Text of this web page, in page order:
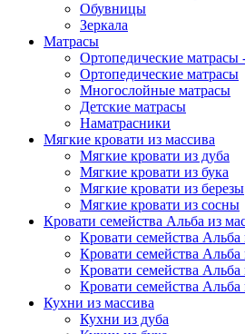
Обувницы
Зеркала
Матрасы
Ортопедические
Ортопедические матрасы
Многослойные матрасы
Детские матрасы
Наматрасники
Мягкие кровати из массива
Мягкие кровати из дуба
Мягкие кровати из бука
Мягкие кровати из березы
Мягкие кровати из сосны
Кровати семейства Альба из
Кровати семейства Альба
Кровати семейства Альба
Кровати семейства Альба
Кровати семейства Альба
Кухни из массива
Кухни из дуба